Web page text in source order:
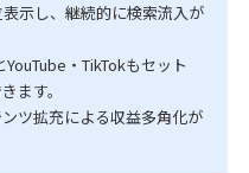
示し、継続的に検索流入が
・TikTokもセット
ます。
ツ拡充による収益多角化が